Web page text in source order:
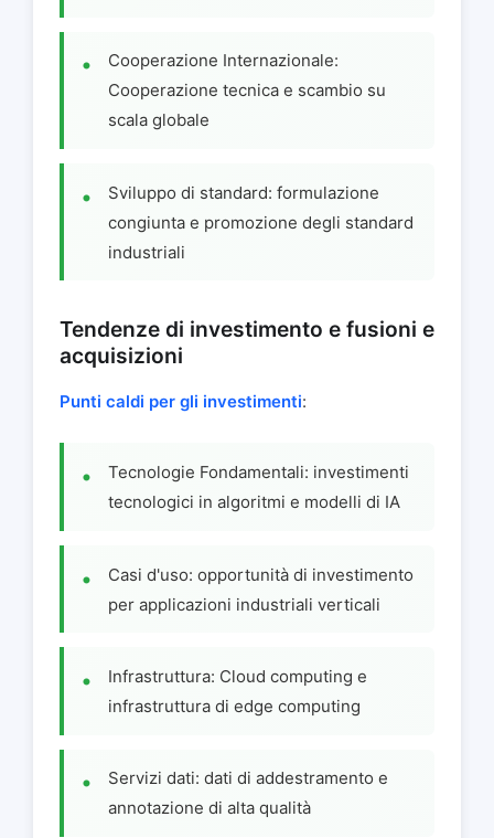
Cooperazione Internazionale:
Cooperazione tecnica e scambio su
scala globale
Sviluppo di standard: formulazione
congiunta e promozione degli standard
industriali
Tendenze di investimento e fusioni e
acquisizioni
Punti caldi per gli investimenti:
Tecnologie Fondamentali: investimenti
tecnologici in algoritmi e modelli di IA
Casi d'uso: opportunità di investimento
per applicazioni industriali verticali
Infrastruttura: Cloud computing e
infrastruttura di edge computing
Servizi dati: dati di addestramento e
annotazione di alta qualità